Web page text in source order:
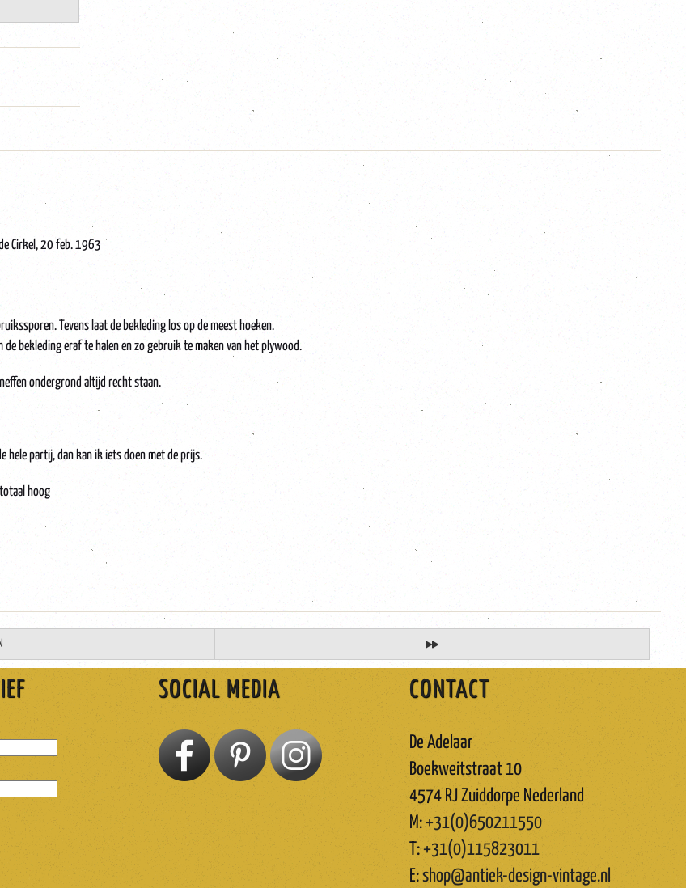
Cirkel, 20 feb. 1963
Tevens laat de bekleding los op de meest hoeken.
bekleding eraf te halen en zo gebruik te maken van het plywood.
ondergrond altijd recht staan.
hele partij, dan kan ik iets doen met de prijs.
hoog
SOCIAL MEDIA CONTACT
De Adelaar
Boekweitstraat 10
4574 RJ Zuiddorpe Nederland
M:+31(0)650211550
T:+31(0)115823011
E:shop@antiek-design-vintage.nl